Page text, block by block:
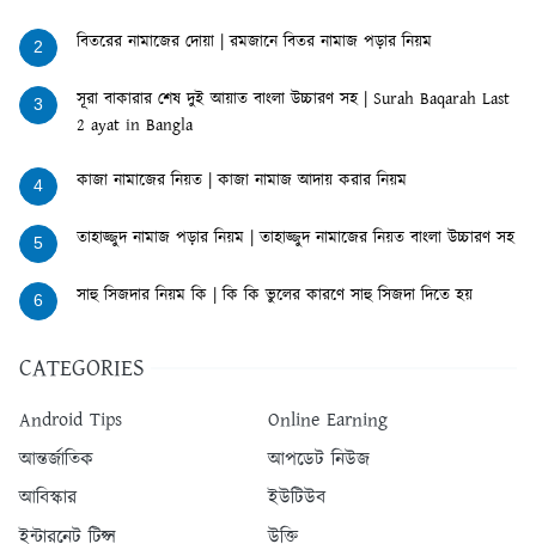
2 বিতরের নামাজের দোয়া | রমজানে বিতর নামাজ পড়ার নিয়ম
3
সূরা বাকারার শেষ দুই আয়াত বাংলা উচ্চারণ সহ | Surah Baqarah Last
2 ayat in Bangla
4 কাজা নামাজের নিয়ত | কাজা নামাজ আদায় করার নিয়ম
5 তাহাজ্জুদ নামাজ পড়ার নিয়ম | তাহাজ্জুদ নামাজের নিয়ত বাংলা উচ্চারণ সহ
6 সাহু সিজদার নিয়ম কি | কি কি ভুলের কারণে সাহু সিজদা দিতে হয়
CATEGORIES
Android Tips
Online Earning
আন্তর্জাতিক
আপডেট নিউজ
আবিস্কার
ইউটিউব
ইন্টারনেট টিপ্স
উক্তি